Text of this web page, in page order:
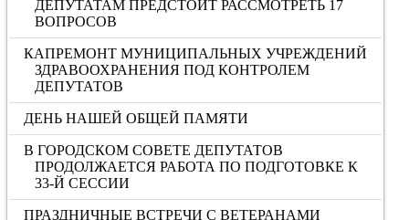
ДЕПУТАТАМ ПРЕДСТОИТ РАССМОТРЕТЬ 17
ВОПРОСОВ
КАПРЕМОНТ МУНИЦИПАЛЬНЫХ УЧРЕЖДЕНИЙ
ЗДРАВООХРАНЕНИЯ ПОД КОНТРОЛЕМ
ДЕПУТАТОВ
ДЕНЬ НАШЕЙ ОБЩЕЙ ПАМЯТИ
В ГОРОДСКОМ СОВЕТЕ ДЕПУТАТОВ
ПРОДОЛЖАЕТСЯ РАБОТА ПО ПОДГОТОВКЕ К
33-Й СЕССИИ
ПРАЗДНИЧНЫЕ ВСТРЕЧИ С ВЕТЕРАНАМИ